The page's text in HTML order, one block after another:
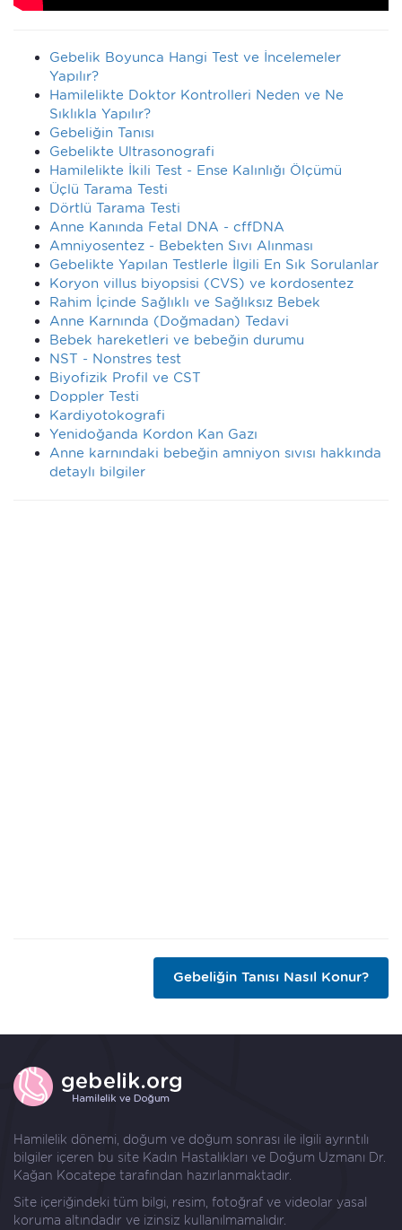
Gebelik Boyunca Hangi Test ve İncelemeler
Yapılır?
Hamilelikte Doktor Kontrolleri Neden ve Ne
Sıklıkla Yapılır?
Gebeliğin Tanısı
Gebelikte Ultrasonografi
Hamilelikte İkili Test - Ense Kalınlığı Ölçümü
Üçlü Tarama Testi
Dörtlü Tarama Testi
Anne Kanında Fetal DNA - cffDNA
Amniyosentez - Bebekten Sıvı Alınması
Gebelikte Yapılan Testlerle İlgili En Sık Sorulanlar
Koryon villus biyopsisi (CVS) ve kordosentez
Rahim İçinde Sağlıklı ve Sağlıksız Bebek
Anne Karnında (Doğmadan) Tedavi
Bebek hareketleri ve bebeğin durumu
NST - Nonstres test
Biyofizik Profil ve CST
Doppler Testi
Kardiyotokografi
Yenidoğanda Kordon Kan Gazı
Anne karnındaki bebeğin amniyon sıvısı hakkında
detaylı bilgiler
Gebeliğin Tanısı Nasıl Konur?
Hamilelik dönemi, doğum ve doğum sonrası ile ilgili ayrıntılı
bilgiler içeren bu site Kadın Hastalıkları ve Doğum Uzmanı Dr.
Kağan Kocatepe tarafından hazırlanmaktadır.
Site içeriğindeki tüm bilgi, resim, fotoğraf ve videolar yasal
koruma altındadır ve izinsiz kullanılmamalıdır.